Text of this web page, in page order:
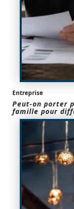
Entreprise
Peut-on porter
famille pour